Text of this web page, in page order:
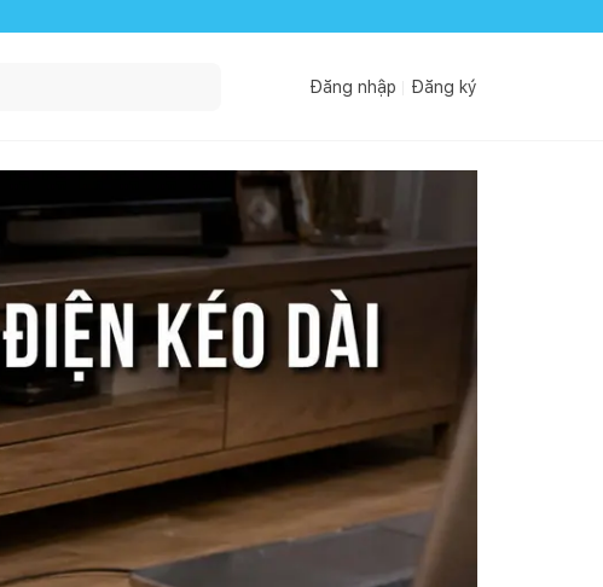
Đăng nhập Đăng ký